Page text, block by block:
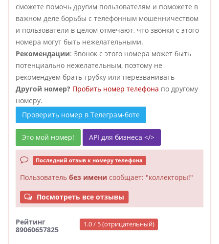
сможете помочь другим пользователям и поможете в
важном деле борьбы с телефонным мошенничеством
и пользователи в целом отмечают, что звонки с этого
номера могут быть нежелательными.
Рекомендации: Звонок с этого номера может быть
потенциально нежелательным, поэтому не
рекомендуем брать трубку или перезванивать
Другой номер? Пробить номер телефона по другому
номеру.
Проверить номер в Телеграм-боте
Это мой номер! API для бизнеса </>
Последний отзыв к номеру телефона
Пользователь без имени сообщает: "коллекторы!"
Посмотреть все отзывы
Рейтинг
89060657825
1.0 / 5 (отрицательный)